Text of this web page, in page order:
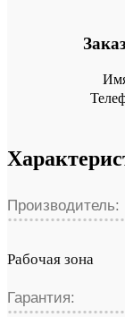
Производитель:
Рабочая зона
Гарантия: